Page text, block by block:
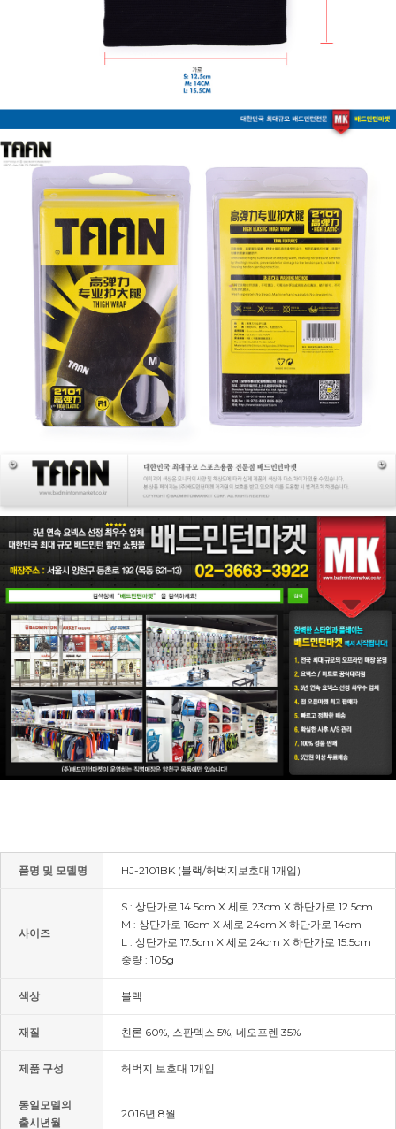
품명 및 모델명 HJ-2101BK (블랙/허벅지보호대 1개입)
사이즈
S : 상단가로 14.5cm X 세로 23cm X 하단가로 12.5cm
M : 상단가로 16cm X 세로 24cm X 하단가로 14cm
L : 상단가로 17.5cm X 세로 24cm X 하단가로 15.5cm
중량 : 105g
색상 블랙
재질 친론 60%, 스판덱스 5%, 네오프렌 35%
제품 구성 허벅지 보호대 1개입
동일모델의
출시년월
2016년 8월